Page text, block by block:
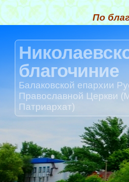
По
благочиние
Балаковской епархии
Православной Церкви
Патриархат)